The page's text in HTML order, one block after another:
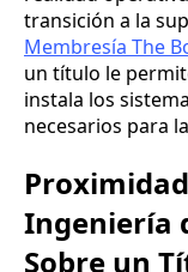
transición a la
Membresía The
un título le
instala los
necesarios para
Ingeniería
Sobre un